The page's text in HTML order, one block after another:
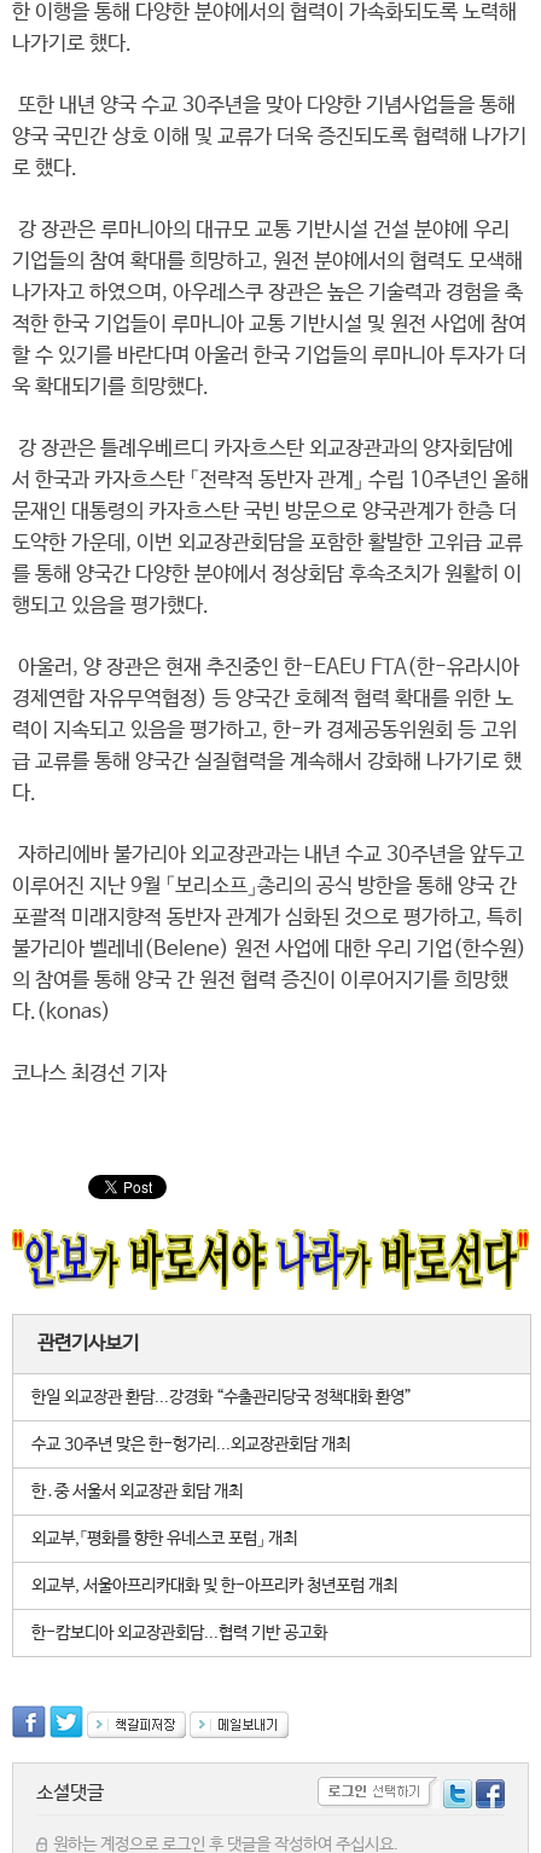
한 이행을 통해 다양한 분야에서의 협력이 가속화되도록 노력해
나가기로 했다.
또한 내년 양국 수교 30주년을 맞아 다양한 기념사업들을 통해
양국 국민간 상호 이해 및 교류가 더욱 증진되도록 협력해 나가기
로 했다.
강 장관은 루마니아의 대규모 교통 기반시설 건설 분야에 우리
기업들의 참여 확대를 희망하고, 원전 분야에서의 협력도 모색해
나가자고 하였으며, 아우레스쿠 장관은 높은 기술력과 경험을 축
적한 한국 기업들이 루마니아 교통 기반시설 및 원전 사업에 참여
할 수 있기를 바란다며 아울러 한국 기업들의 루마니아 투자가 더
욱 확대되기를 희망했다.
강 장관은 틀례우베르디 카자흐스탄 외교장관과의 양자회담에
서 한국과 카자흐스탄 「전략적 동반자 관계」 수립 10주년인 올해
문재인 대통령의 카자흐스탄 국빈 방문으로 양국관계가 한층 더
도약한 가운데, 이번 외교장관회담을 포함한 활발한 고위급 교류
를 통해 양국간 다양한 분야에서 정상회담 후속조치가 원활히 이
행되고 있음을 평가했다.
아울러, 양 장관은 현재 추진중인 한-EAEU FTA(한-유라시아
경제연합 자유무역협정) 등 양국간 호혜적 협력 확대를 위한 노
력이 지속되고 있음을 평가하고, 한-카 경제공동위원회 등 고위
급 교류를 통해 양국간 실질협력을 계속해서 강화해 나가기로 했
다.
자하리에바 불가리아 외교장관과는 내년 수교 30주년을 앞두고
이루어진 지난 9월 「보리소프」총리의 공식 방한을 통해 양국 간
포괄적 미래지향적 동반자 관계가 심화된 것으로 평가하고, 특히
불가리아 벨레네(Belene) 원전 사업에 대한 우리 기업(한수원)
의 참여를 통해 양국 간 원전 협력 증진이 이루어지기를 희망했
다.(konas)
코나스 최경선 기자
관련기사보기
한일 외교장관 환담...강경화 “수출관리당국 정책대화 환영”
수교 30주년 맞은 한-헝가리...외교장관회담 개최
한․중 서울서 외교장관 회담 개최
외교부,「평화를 향한 유네스코 포럼」 개최
외교부, 서울아프리카대화 및 한-아프리카 청년포럼 개최
한-캄보디아 외교장관회담...협력 기반 공고화
소셜댓글
원하는 계정으로 로그인 후 댓글을 작성하여 주십시요.